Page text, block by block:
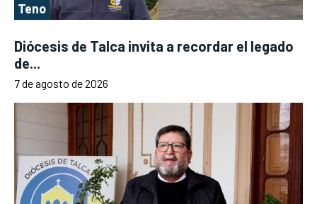
Teno
Diócesis de Talca invita a recordar el legado
de...
7 de agosto de 2026